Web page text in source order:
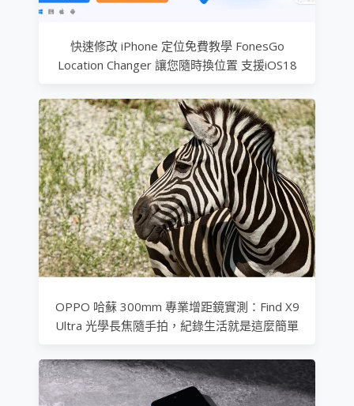
快速修改 iPhone 定位免費教學 FonesGo
Location Changer 讓您隨時換位置 支援iOS18
OPPO 哈蘇 300mm 專業增距鏡實測：Find X9
Ultra 光學長焦隨手拍，紀錄生活就是這麼簡單